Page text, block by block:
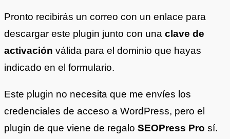
Pronto recibirás un correo con un enlace para
descargar este plugin junto con una clave de
activación válida para el dominio que hayas
indicado en el formulario.
Este plugin no necesita que me envíes los
credenciales de acceso a WordPress, pero el
plugin de que viene de regalo SEOPress Pro sí.